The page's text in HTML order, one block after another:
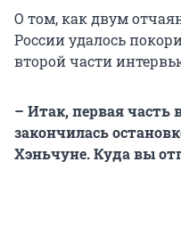
О том, как двум
России удалось
второй части
– Итак, первая часть
закончилась
Хэньчуне. Куда вы